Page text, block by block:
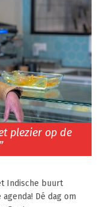
plezier op de
Indische buurt
Dé dag om